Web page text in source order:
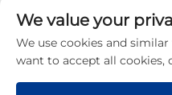
We value your
We use cookies and
want to accept all cookies,